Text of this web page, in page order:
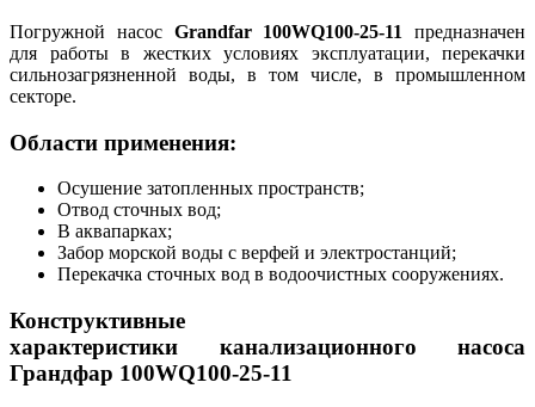
Погружной насос Grandfar 100WQ100-25-11
предназначен
для работы в жестких условиях эксплуатации, перекачки
сильнозагрязненной воды, в том числе, в промышленном
секторе.
Области применения:
Осушение затопленных пространств;
Отвод сточных вод;
В аквапарках;
Забор морской воды с верфей и электростанций;
Перекачка сточных вод в водоочистных сооружениях.
Конструктивные
характеристики канализационного насоса
Грандфар 100WQ100-25-11